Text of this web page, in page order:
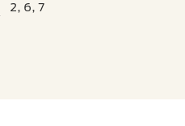
2, 6, 7